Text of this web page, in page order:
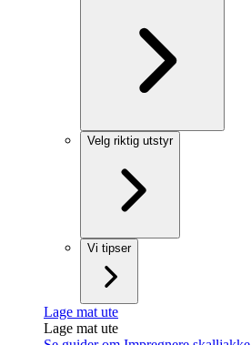
Velg riktig utstyr
Vi tipser
Lage mat ute
Lage mat ute